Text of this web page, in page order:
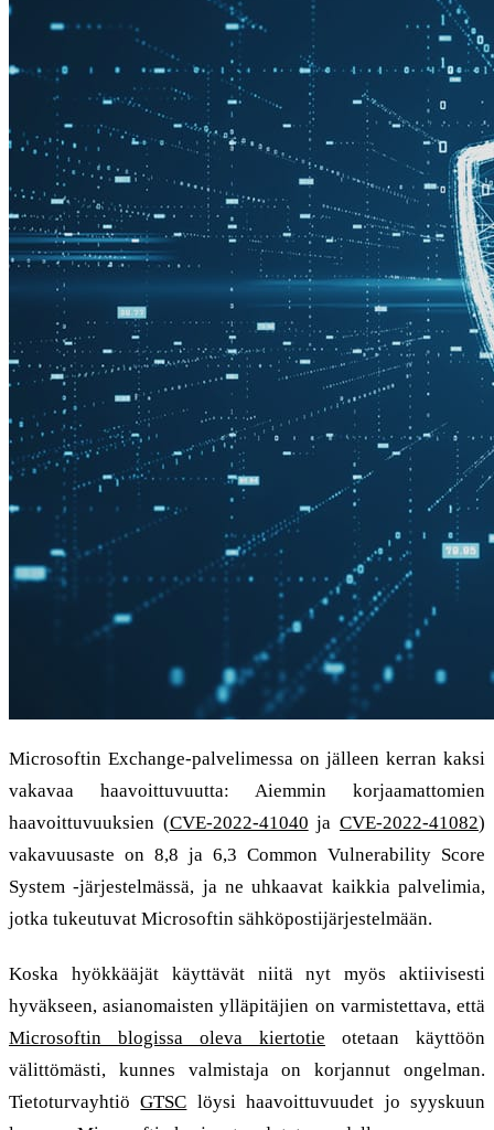
Microsoftin Exchange-palvelimessa on jälleen kerran kaksi
vakavaa haavoittuvuutta: Aiemmin korjaamattomien
haavoittuvuuksien (CVE-2022-41040 jaCVE-2022-41082)
vakavuusaste on 8,8 ja 6,3 Common Vulnerability Score
System -järjestelmässä, ja ne uhkaavat kaikkia palvelimia,
jotka tukeutuvat Microsoftin sähköpostijärjestelmään.
Koska hyökkääjät käyttävät niitä nyt myös aktiivisesti
hyväkseen, asianomaisten ylläpitäjien on varmistettava, että
Microsoftin blogissa oleva kiertotie otetaan käyttöön
välittömästi, kunnes valmistaja on korjannut ongelman.
TietoturvayhtiöGTSC löysi haavoittuvuudet jo syyskuun